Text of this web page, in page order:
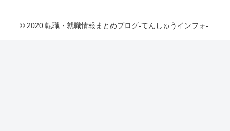
© 2020 転職・就職情報まとめブログ-てんしゅうインフォ-.